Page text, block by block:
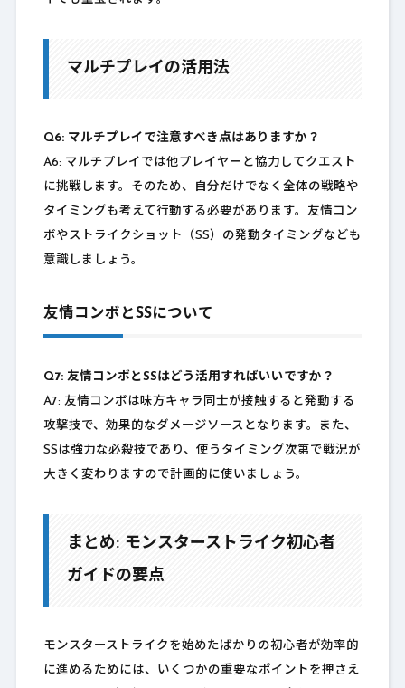
マルチプレイの活用法
Q6: マルチプレイで注意すべき点はありますか？
A6: マルチプレイでは他プレイヤーと協力してクエスト
に挑戦します。そのため、自分だけでなく全体の戦略や
タイミングも考えて行動する必要があります。友情コン
ボやストライクショット（SS）の発動タイミングなども
意識しましょう。
友情コンボとSSについて
Q7: 友情コンボとSSはどう活用すればいいですか？
A7: 友情コンボは味方キャラ同士が接触すると発動する
攻撃技で、効果的なダメージソースとなります。また、
SSは強力な必殺技であり、使うタイミング次第で戦況が
大きく変わりますので計画的に使いましょう。
まとめ: モンスターストライク初心者
ガイドの要点
モンスターストライクを始めたばかりの初心者が効率的
に進めるためには、いくつかの重要なポイントを押さえ